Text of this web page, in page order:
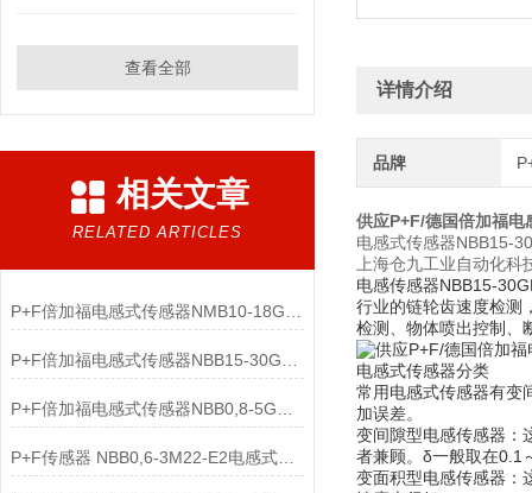
查看全部
相关文章
RELATED ARTICLES
P+F传感器 NBB0,6-3M22-E2电感式传感器介绍
详情介绍
品牌
供应P+F/德国倍加福电
电感式传感器NBB15-
上海仓九工业自动化
电感传感器NBB15-
行业的链轮齿速度检测
检测、物体喷出控制、
电感式传感器分类
常用电感式传感器有变
加误差。
变间隙型电感传感器：
者兼顾。δ一般取在0.1
变面积型电感传感器：